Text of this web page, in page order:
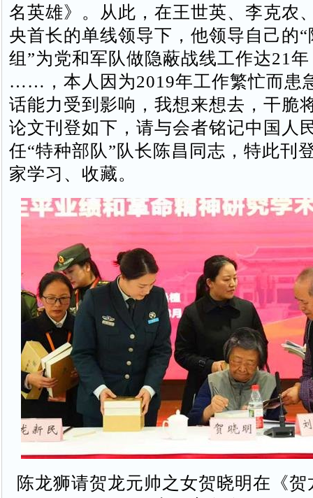
名英雄》。从此，在王世英、李克农
央首长的单线领导下，他领导自己的
组”为党和军队做隐蔽战线工作达21
……，本人因为2019年工作繁忙而患
话能力受到影响，我想来想去，干脆
论文刊登如下，请与会者铭记中国人
任“特种部队”队长陈昌同志，特此刊
家学习、收藏。
陈龙狮请贺龙元帅之女贺晓明在《